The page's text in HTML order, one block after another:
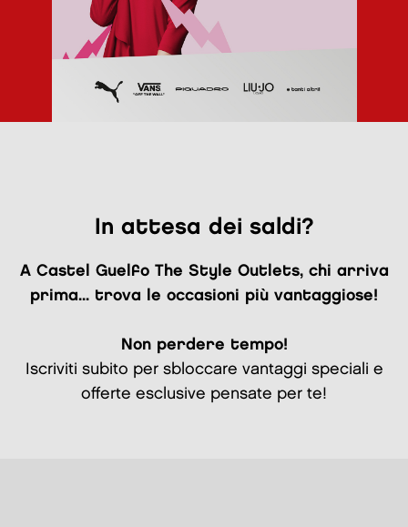
In attesa dei saldi?
A Castel Guelfo The Style Outlets, chi arriva
prima... trova le occasioni più vantaggiose!
Non perdere tempo!
Iscriviti subito per sbloccare vantaggi speciali e
offerte esclusive pensate per te!